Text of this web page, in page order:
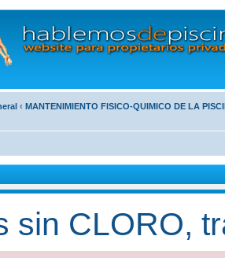
‹ MANTENIMIENTO FISICO-QUIMICO DE LA
sin CLORO,